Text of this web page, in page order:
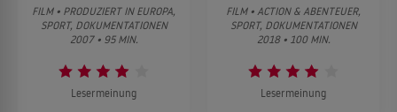
FILM • PRODUZIERT IN EUROPA,
SPORT, DOKUMENTATIONEN
2007 • 95 MIN.
Lesermeinung
FILM • ACTION & ABENTEUER,
SPORT, DOKUMENTATIONEN
2018 • 100 MIN.
Lesermeinung